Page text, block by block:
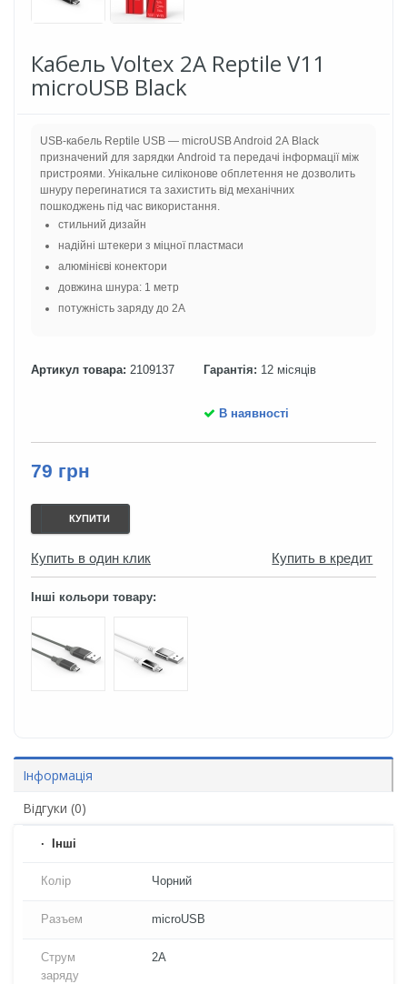
Кабель Voltex 2A Reptile V11
microUSB Black
USB-кабель Reptile USB — microUSB Android 2А Black
призначений для зарядки Android та передачі інформації між
пристроями. Унікальне силіконове обплетення не дозволить
шнуру перегинатися та захистить від механічних
пошкоджень під час використання.
стильний дизайн
надійні штекери з міцної пластмаси
алюмінієві конектори
довжина шнура: 1 метр
потужність заряду до 2А
Артикул товара: 2109137 Гарантія: 12 місяців
В наявності
79 грн
КУПИТИ
Купить в один клик Купить в кредит
Інші кольори товару:
Інформація
Відгуки (0)
Iнші
Колір Чорний
Разъем microUSB
Струм
заряду
2A